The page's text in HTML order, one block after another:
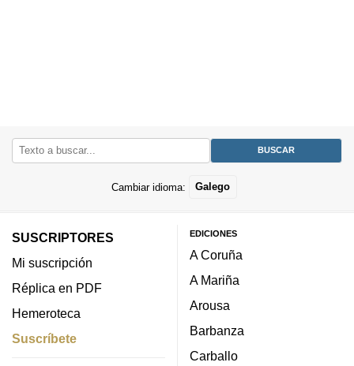
Cambiar idioma: Galego
SUSCRIPTORES
Mi suscripción
Réplica en PDF
Hemeroteca
Suscríbete
EDICIONES
A Coruña
A Mariña
Arousa
Barbanza
Carballo